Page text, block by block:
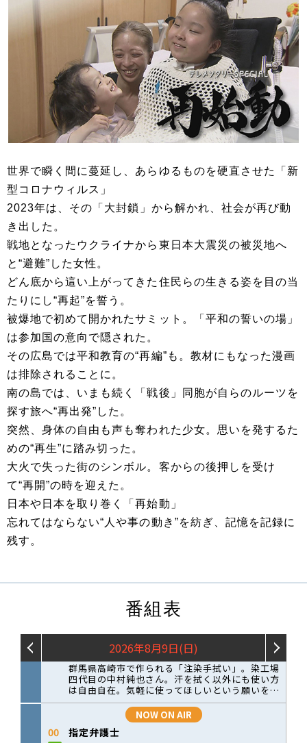
世界で瞬く間に蔓延し、あらゆるものを硬直させた「新
型コロナウィルス」
2023年は、その「大封鎖」から解かれ、社会が再び動
き出した。
戦地となったウクライナから東日本大震災の被災地へ
と“避難”した女性。
どん底から這い上がってきた住民らの生きる姿を目の当
たりにし“再起”を誓う。
被爆地で初めて開かれたサミット。「平和の誓いの場」
は参加国の意向で隠された。
その広島では平和教育の“再編”も。教材にもなった漫画
は排除されることに。
南の島では、いまも続く「戦後」同胞が自らのルーツを
探す旅へ“再出発”した。
突然、身体の自由も声も奪われた少女。思いを発するた
めの“再生”に踏み切った。
大火で失った街のシンボル。客からの後押しを受け
て“再開”の時を迎えた。
日本や日本を取り巻く「再始動」
忘れてはならない“人や事の動き”を紡ぎ、記憶を記録に
残す。
番組表